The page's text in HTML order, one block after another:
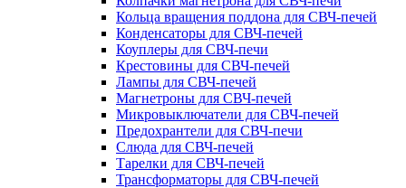
Кольца вращения поддона для СВЧ-печей
Конденсаторы для СВЧ-печей
Коуплеры для СВЧ-печи
Крестовины для СВЧ-печей
Лампы для СВЧ-печей
Магнетроны для СВЧ-печей
Микровыключатели для СВЧ-печей
Предохрантели для СВЧ-печи
Слюда для СВЧ-печей
Тарелки для СВЧ-печей
Трансформаторы для СВЧ-печей